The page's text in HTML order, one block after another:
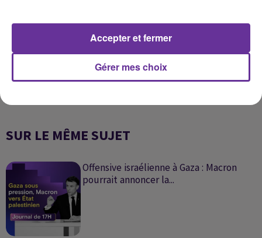
SUR LE MÊME SUJET
Offensive israélienne à Gaza : Macron
pourrait annoncer la...
Gérer mes choix
Accepter et fermer